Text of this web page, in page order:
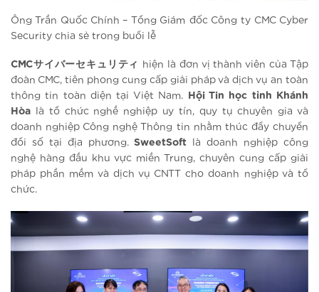
Ông Trần Quốc Chính – Tổng Giám đốc Công ty CMC Cyber
Security chia sẻ trong buổi lễ
CMCサイバーセキュリティ
hiện là đơn vị thành viên của Tập
đoàn CMC, tiên phong cung cấp giải pháp và dịch vụ an toàn
thông tin toàn diện tại Việt Nam.
Hội Tin học tỉnh Khánh
Hòa là tổ chức nghề nghiệp uy tín, quy tụ chuyên gia và
doanh nghiệp Công nghệ Thông tin nhằm thúc đẩy chuyển
đổi số tại địa phương.SweetSoft là doanh nghiệp công
nghệ hàng đầu khu vực miền Trung, chuyên cung cấp giải
pháp phần mềm và dịch vụ CNTT cho doanh nghiệp và tổ
chức.